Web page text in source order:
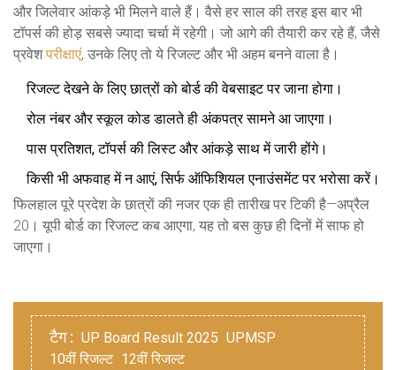
और जिलेवार आंकड़े भी मिलने वाले हैं। वैसे हर साल की तरह इस बार भी
टॉपर्स की होड़ सबसे ज्यादा चर्चा में रहेगी। जो आगे की तैयारी कर रहे हैं, जैसे
प्रवेशपरीक्षाएं, उनके लिए तो ये रिजल्ट और भी अहम बनने वाला है।
रिजल्ट देखने के लिए छात्रों को बोर्ड की वेबसाइट पर जाना होगा।
रोल नंबर और स्कूल कोड डालते ही अंकपत्र सामने आ जाएगा।
पास प्रतिशत, टॉपर्स की लिस्ट और आंकड़े साथ में जारी होंगे।
किसी भी अफवाह में न आएं, सिर्फ ऑफिशियल एनाउंसमेंट पर भरोसा करें।
फिलहाल पूरे प्रदेश के छात्रों की नजर एक ही तारीख पर टिकी है—अप्रैल
20। यूपी बोर्ड का रिजल्ट कब आएगा, यह तो बस कुछ ही दिनों में साफ हो
जाएगा।
टैग : UP Board Result 2025 UPMSP
10वीं रिजल्ट 12वीं रिजल्ट